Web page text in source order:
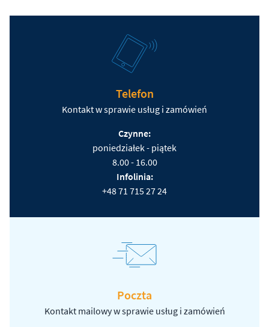
Telefon
Kontakt w sprawie usług i zamówień
Czynne:
poniedziałek - piątek
8.00 - 16.00
Infolinia:
+48 71 715 27 24
Poczta
Kontakt mailowy w sprawie usług i zamówień